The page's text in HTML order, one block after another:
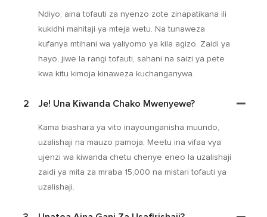
Ndiyo, aina tofauti za nyenzo zote zinapatikana ili
kukidhi mahitaji ya mteja wetu. Na tunaweza
kufanya mtihani wa yaliyomo ya kila agizo. Zaidi ya
hayo, jiwe la rangi tofauti, sahani na saizi ya pete
kwa kitu kimoja kinaweza kuchanganywa.
2 Je! Una Kiwanda Chako Mwenyewe?
Kama biashara ya vito inayounganisha muundo,
uzalishaji na mauzo pamoja, Meetu ina vifaa vya
ujenzi wa kiwanda chetu chenye eneo la uzalishaji
zaidi ya mita za mraba 15,000 na mistari tofauti ya
uzalishaji.